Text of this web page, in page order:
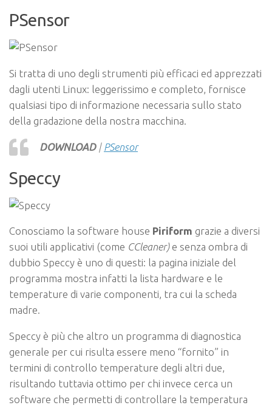
PSensor
Si tratta di uno degli strumenti più efficaci ed apprezzati
dagli utenti Linux: leggerissimo e completo, fornisce
qualsiasi tipo di informazione necessaria sullo stato
della gradazione della nostra macchina.
DOWNLOAD| PSensor
Speccy
Conosciamo la software house Piriform grazie a diversi
suoi utili applicativi (come CCleaner) e senza ombra di
dubbio Speccy è uno di questi: la pagina iniziale del
programma mostra infatti la lista hardware e le
temperature di varie componenti, tra cui la scheda
madre.
Speccy è più che altro un programma di diagnostica
generale per cui risulta essere meno “fornito” in
termini di controllo temperature degli altri due,
risultando tuttavia ottimo per chi invece cerca un
software che permetti di controllare la temperatura